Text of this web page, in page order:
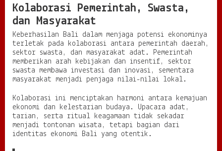
Kolaborasi Pemerintah, Swasta,
dan Masyarakat
Keberhasilan Bali dalam menjaga potensi ekonominya
terletak pada kolaborasi antara pemerintah daerah,
sektor swasta, dan masyarakat adat. Pemerintah
memberikan arah kebijakan dan insentif, sektor
swasta membawa investasi dan inovasi, sementara
masyarakat menjadi penjaga nilai-nilai lokal.
Kolaborasi ini menciptakan harmoni antara kemajuan
ekonomi dan kelestarian budaya. Upacara adat,
tarian, serta ritual keagamaan tidak sekadar
menjadi tontonan wisata, tetapi bagian dari
identitas ekonomi Bali yang otentik.